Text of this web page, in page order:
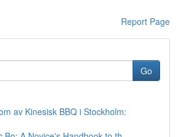
Report Page
Go
av Kinesisk BBQ i Stockholm: